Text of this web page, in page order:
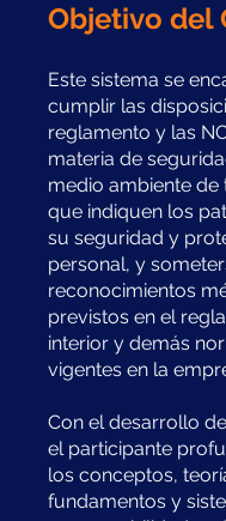
Objetivo del
Este sistema se
cumplir las
reglamento y las
materia de
medio ambiente de
que indiquen los
su seguridad y
personal, y
reconocimientos
previstos en el
interior y demás
vigentes en la
Con el desarrollo
el participante
los conceptos,
fundamentos y